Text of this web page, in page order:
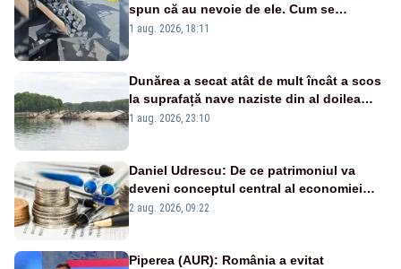
spun că au nevoie de ele. Cum se
pasează vina în plină criză energetică
1 aug. 2026, 18:11
Dunărea a secat atât de mult încât a scos
la suprafață nave naziste din al doilea
război mondial
1 aug. 2026, 23:10
Daniel Udrescu: De ce patrimoniul va
deveni conceptul central al economiei
viitoare?
2 aug. 2026, 09:22
Piperea (AUR): România a evitat